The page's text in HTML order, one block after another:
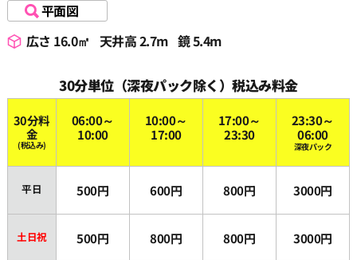
平面図
広さ 16.0㎡ 天井高 2.7m 鏡 5.4m
30分単位（深夜パック除く）税込み料金
30分料
金
(税込み)
06:00～
10:00
10:00～
17:00
17:00～
23:30
23:30～
06:00
深夜パック
平日 500円 600円 800円 3000円
土日祝 500円 800円 800円 3000円